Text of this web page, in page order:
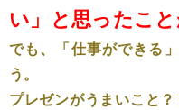
い」と思ったこ
でも、「仕事ができる
う。
プレゼンがうまいこと